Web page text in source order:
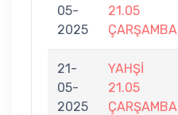
05-
2025
21.05
ÇARŞAMBA
21-
05-
2025
YAHŞİ
21.05
ÇARŞAMBA